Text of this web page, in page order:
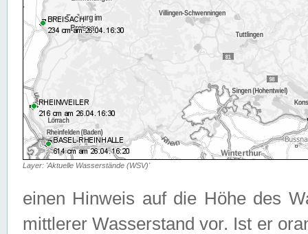
Layer: 'Aktuelle Wasserstände (WSV)'
einen Hinweis auf die Höhe des
mittlerer Wasserstand vor. Ist er